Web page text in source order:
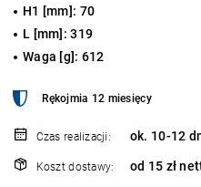
H1 [mm]: 70
L [mm]: 319
Waga [g]: 612
Rękojmia 12 miesięcy
Czas realizacji: ok. 10-12
Koszt dostawy: od 15 zł